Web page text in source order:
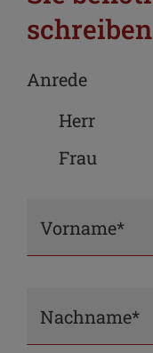
Anrede
Herr
Frau
Vorname*
Nachname*